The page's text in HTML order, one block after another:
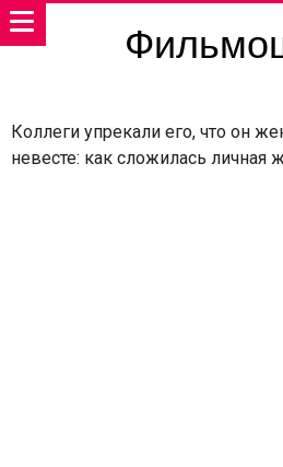
Коллеги упрекали его, что он
невесте: как сложилась личная